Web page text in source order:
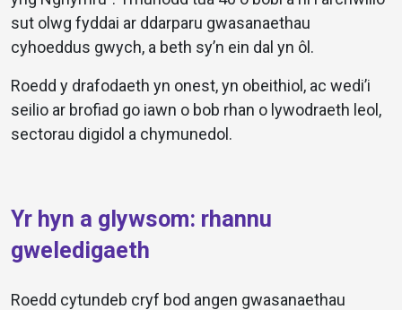
sut olwg fyddai ar ddarparu gwasanaethau
cyhoeddus gwych, a beth sy’n ein dal yn ôl.
Roedd y drafodaeth yn onest, yn obeithiol, ac wedi’i
seilio ar brofiad go iawn o bob rhan o lywodraeth leol,
sectorau digidol a chymunedol.
Yr hyn a glywsom: rhannu
gweledigaeth
Roedd cytundeb cryf bod angen gwasanaethau